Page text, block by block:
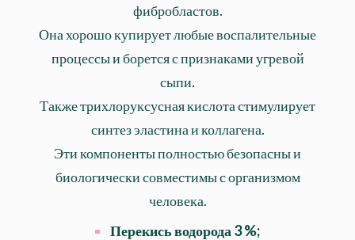
фибробластов.
Она хорошо купирует любые воспалительные
процессы и борется с признаками угревой
сыпи.
Также трихлоруксусная кислота стимулирует
синтез эластина и коллагена.
Эти компоненты полностью безопасны и
биологически совместимы с организмом
человека.
Перекись водорода 3 %;